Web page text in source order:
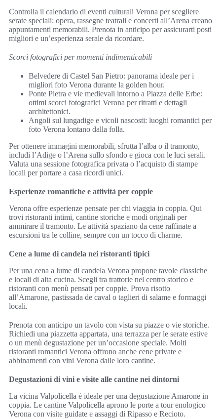
Controlla il calendario di eventi culturali Verona per scegliere
serate speciali: opera, rassegne teatrali e concerti all’Arena creano
appuntamenti memorabili. Prenota in anticipo per assicurarti posti
migliori e un’esperienza serale da ricordare.
Scorci fotografici per momenti indimenticabili
Belvedere di Castel San Pietro: panorama ideale per i
migliori foto Verona durante la golden hour.
Ponte Pietra e vie medievali intorno a Piazza delle Erbe:
ottimi scorci fotografici Verona per ritratti e dettagli
architettonici.
Angoli sul lungadige e vicoli nascosti: luoghi romantici per
foto Verona lontano dalla folla.
Per ottenere immagini memorabili, sfrutta l’alba o il tramonto,
includi l’Adige o l’Arena sullo sfondo e gioca con le luci serali.
Valuta una sessione fotografica privata o l’acquisto di stampe
locali per portare a casa ricordi unici.
Esperienze romantiche e attività per coppie
Verona offre esperienze pensate per chi viaggia in coppia. Qui
trovi ristoranti intimi, cantine storiche e modi originali per
ammirare il tramonto. Le attività spaziano da cene raffinate a
escursioni tra le colline, sempre con un tocco di charme.
Cene a lume di candela nei ristoranti tipici
Per una cena a lume di candela Verona propone tavole classiche
e locali di alta cucina. Scegli tra trattorie nel centro storico e
ristoranti con menù pensati per coppie. Prova risotto
all’Amarone, pastissada de caval o taglieri di salame e formaggi
locali.
Prenota con anticipo un tavolo con vista su piazze o vie storiche.
Richiedi una piazzetta appartata, una terrazza per le serate estive
o un menù degustazione per un’occasione speciale. Molti
ristoranti romantici Verona offrono anche cene private e
abbinamenti con vini Verona dalle loro cantine.
Degustazioni di vini e visite alle cantine nei dintorni
La vicina Valpolicella è ideale per una degustazione Amarone in
coppia. Le cantine Valpolicella aprono le porte a tour enologico
Verona con visite guidate e assaggi di Ripasso e Recioto.